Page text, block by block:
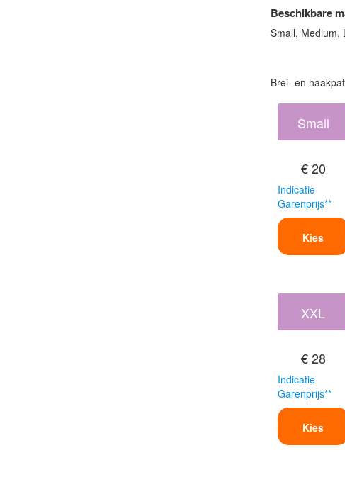
Beschikbare
Small, Medium,
Brei- en
Small
€ 20
Indicatie
Garenprijs**
Kies
XXL
€ 28
Indicatie
Garenprijs**
Kies